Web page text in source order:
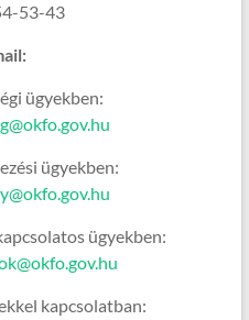
53-43
ügyekben:
ügyekben:
ügyekben:
kapcsolatban: